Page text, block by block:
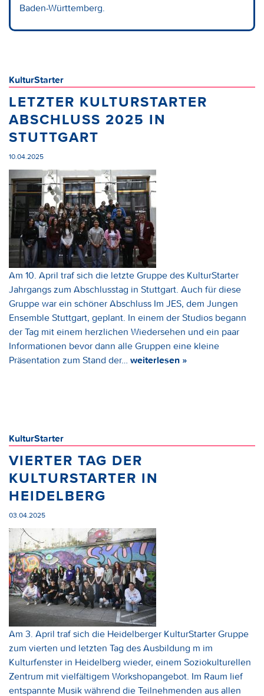
Baden-Württemberg.
KulturStarter
LETZTER KULTURSTARTER
ABSCHLUSS 2025 IN
STUTTGART
10.04.2025
Am 10. April traf sich die letzte Gruppe des KulturStarter
Jahrgangs zum Abschlusstag in Stuttgart. Auch für diese
Gruppe war ein schöner Abschluss Im JES, dem Jungen
Ensemble Stuttgart, geplant. In einem der Studios begann
der Tag mit einem herzlichen Wiedersehen und ein paar
Informationen bevor dann alle Gruppen eine kleine
Präsentation zum Stand der… weiterlesen »
KulturStarter
VIERTER TAG DER
KULTURSTARTER IN
HEIDELBERG
03.04.2025
Am 3. April traf sich die Heidelberger KulturStarter Gruppe
zum vierten und letzten Tag des Ausbildung m im
Kulturfenster in Heidelberg wieder, einem Soziokulturellen
Zentrum mit vielfältigem Workshopangebot. Im Raum lief
entspannte Musik während die Teilnehmenden aus allen